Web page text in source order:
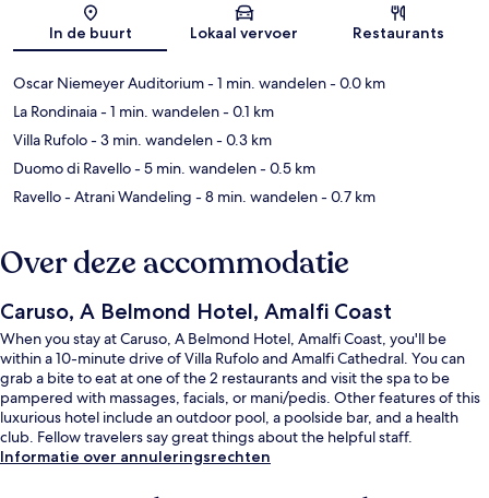
Kaart
In de buurt Lokaal vervoer Restaurants
Oscar Niemeyer Auditorium- 1 min. wandelen- 0.0 km
La Rondinaia- 1 min. wandelen- 0.1 km
Villa Rufolo- 3 min. wandelen- 0.3 km
Duomo di Ravello- 5 min. wandelen- 0.5 km
Ravello - Atrani Wandeling - 8 min. wandelen- 0.7 km
Over deze accommodatie
Caruso, A Belmond Hotel, Amalfi Coast
When you stay at Caruso, A Belmond Hotel, Amalfi Coast, you'll be
within a 10-minute drive of Villa Rufolo and Amalfi Cathedral. You can
grab a bite to eat at one of the 2 restaurants and visit the spa to be
pampered with massages, facials, or mani/pedis. Other features of this
luxurious hotel include an outdoor pool, a poolside bar, and a health
club. Fellow travelers say great things about the helpful staff.
Informatie over annuleringsrechten